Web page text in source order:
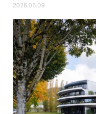
2026.05.09